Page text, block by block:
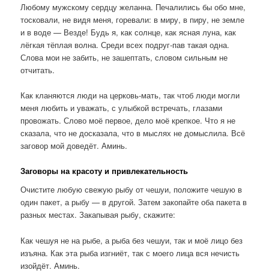
Любому мужскому сердцу желанна. Печалились бы обо мне,
тосковали, не видя меня, горевали: в миру, в пиру, не земле
и в воде — Везде! Будь я, как солнце, как ясная луна, как
лёгкая тёплая волна. Среди всех подруг-пав такая одна.
Слова мои не забить, не зашептать, словом сильным не
отчитать.
Как кланяются люди на церковь-мать, так чтоб люди могли
меня любить и уважать, с улыбкой встречать, глазами
провожать. Слово моё первое, дело моё крепкое. Что я не
сказала, что не досказала, что в мыслях не домыслила. Всё
заговор мой доведёт. Аминь.
Заговоры на красоту и привлекательность
Очистите любую свежую рыбу от чешуи, положите чешую в
один пакет, а рыбу — в другой. Затем закопайте оба пакета в
разных местах. Закапывая рыбу, скажите:
Как чешуя не на рыбе, а рыба без чешуи, так и моё лицо без
изъяна. Как эта рыба изгниёт, так с моего лица вся нечисть
изойдёт. Аминь.